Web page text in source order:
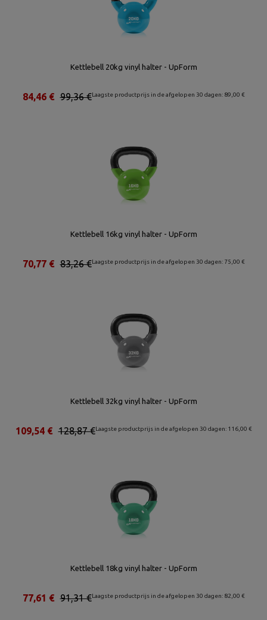
Kettlebell 20kg vinyl halter - UpForm
Laagste productprijs in de afgelopen 30 dagen: 89,00 €
99,36 €
84,46 €
Kettlebell 16kg vinyl halter - UpForm
Laagste productprijs in de afgelopen 30 dagen: 75,00 €
83,26 €
70,77 €
Kettlebell 32kg vinyl halter - UpForm
Laagste productprijs in de afgelopen 30 dagen: 116,00 €
128,87 €
109,54 €
Kettlebell 18kg vinyl halter - UpForm
Laagste productprijs in de afgelopen 30 dagen: 82,00 €
91,31 €
77,61 €